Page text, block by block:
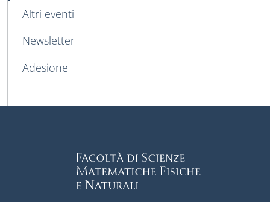
Altri eventi
Newsletter
Adesione